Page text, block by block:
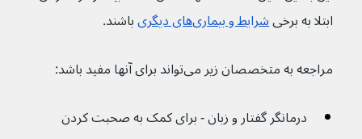
ابتلا به برخی شرایط و بیماری‌های دیگری
باشند.
مراجعه به متخصصان زیر می‌تواند برای آنها مفید باشد:
درمانگر گفتار و زبان - برای کمک به صحبت کردن